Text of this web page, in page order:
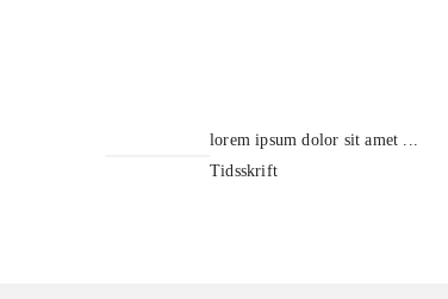
lorem ipsum dolor sit amet ...
Tidsskrift